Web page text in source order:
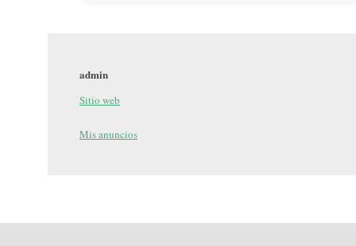
admin
Sitio web
Mis anuncios